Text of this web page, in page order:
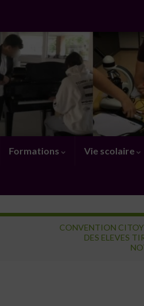
Formations Vie scolaire
CONVENTION
DES ELEVES